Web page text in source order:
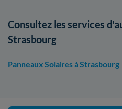
Consultez les services
Strasbourg
Panneaux Solaires à Strasbourg